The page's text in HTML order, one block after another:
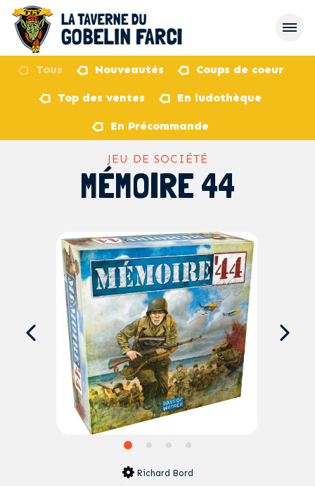
Tous Nouveautés Coups de coeur
Top des ventes En ludothèque
En Précommande
JEU DE SOCIÉTÉ
MÉMOIRE 44
Richard Bord